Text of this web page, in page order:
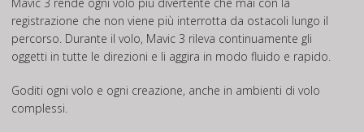
registrazione che non viene più interrotta da ostacoli lungo il
percorso. Durante il volo, Mavic 3 rileva continuamente gli
oggetti in tutte le direzioni e li aggira in modo fluido e rapido.
Goditi ogni volo e ogni creazione, anche in ambienti di volo
complessi.